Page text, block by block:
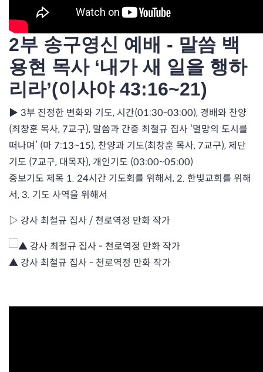
2부 송구영신 예배 - 말씀 백
용현 목사 ‘내가 새 일을 행하
리라’(이사야 43:16~21)
▶ 3부 진정한 변화와 기도, 시간(01:30-03:00), 경배와 찬양
(최창훈 목사, 7교구), 말씀과 간증 최철규 집사 ‘멸망의 도시를
떠나며’ (마 7:13~15), 찬양과 기도(최창훈 목사, 7교구), 제단
기도 (7교구, 대목자), 개인기도 (03:00~05:00)
증보기도 제목 1. 24시간 기도회를 위해서, 2. 한빛교회를 위해
서, 3. 기도 사역을 위해서
▷ 강사 최철규 집사 / 천로역정 만화 작가
▲ 강사 최철규 집사 - 천로역정 만화 작가